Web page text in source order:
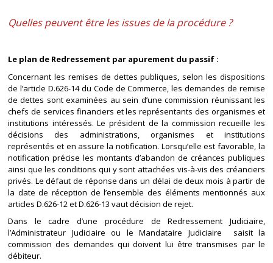
Quelles peuvent être les issues de la procédure ?
Le plan de Redressement par apurement du passif :
Concernant les remises de dettes publiques, selon les dispositions
de l’article D.626-14 du Code de Commerce, les demandes de remise
de dettes sont examinées au sein d’une commission réunissant les
chefs de services financiers et les représentants des organismes et
institutions intéressés. Le président de la commission recueille les
décisions des administrations, organismes et institutions
représentés et en assure la notification. Lorsqu’elle est favorable, la
notification précise les montants d’abandon de créances publiques
ainsi que les conditions qui y sont attachées vis-à-vis des créanciers
privés. Le défaut de réponse dans un délai de deux mois à partir de
la date de réception de l’ensemble des éléments mentionnés aux
articles D.626-12 et D.626-13 vaut décision de rejet.
Dans le cadre d’une procédure de Redressement Judiciaire,
l’Administrateur Judiciaire ou le Mandataire Judiciaire saisit la
commission des demandes qui doivent lui être transmises par le
débiteur.